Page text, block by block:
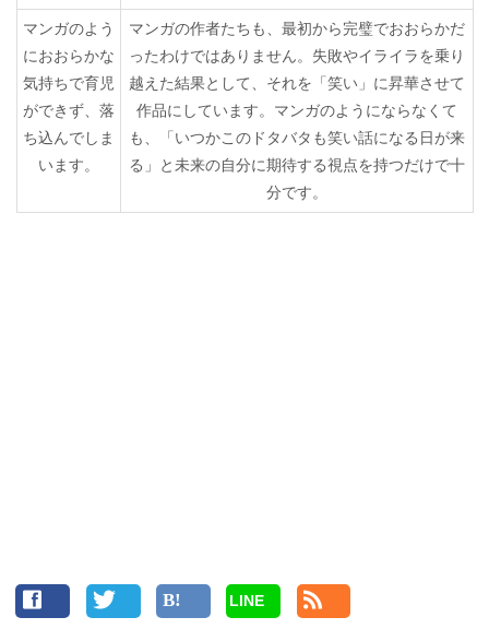
マンガのよう
におおらかな
気持ちで育児
ができず、落
ち込んでしま
います。
マンガの作者たちも、最初から完璧でおおらかだ
ったわけではありません。失敗やイライラを乗り
越えた結果として、それを「笑い」に昇華させて
作品にしています。マンガのようにならなくて
も、「いつかこのドタバタも笑い話になる日が来
る」と未来の自分に期待する視点を持つだけで十
分です。
LINE